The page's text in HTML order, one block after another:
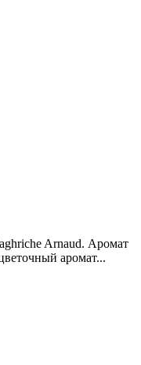
Arnaud. Аромат
аромат...